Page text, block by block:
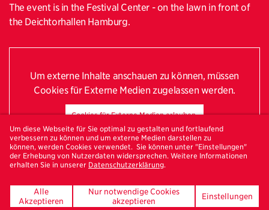
The event is in the Festival Center - on the lawn in front of
the Deichtorhallen Hamburg.
Um externe Inhalte anschauen zu können, müssen
Cookies für Externe Medien zugelassen werden.
Cookies für Externe Medien erlauben.
Um diese Webseite für Sie optimal zu gestalten und fortlaufend
verbessern zu können und um externe Medien darstellen zu
können, werden Cookies verwendet. Sie können unter "Einstellungen"
der Erhebung von Nutzerdaten widersprechen. Weitere Informationen
erhalten Sie in unserer Datenschutzerklärung.
Alle
Akzeptieren
Nur notwendige Cookies
akzeptieren
Einstellungen